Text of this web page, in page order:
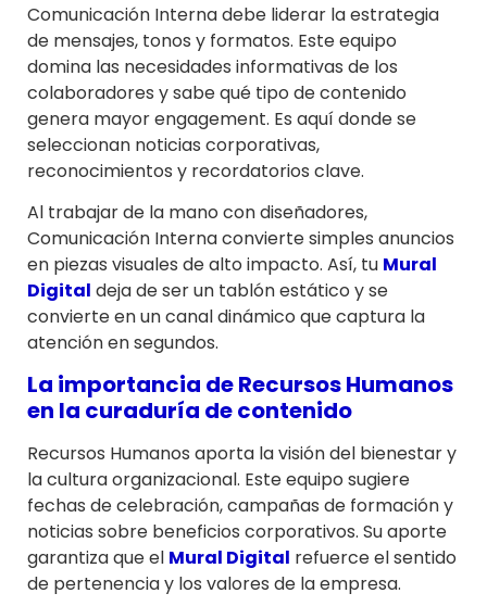
Comunicación Interna debe liderar la estrategia
de mensajes, tonos y formatos. Este equipo
domina las necesidades informativas de los
colaboradores y sabe qué tipo de contenido
genera mayor engagement. Es aquí donde se
seleccionan noticias corporativas,
reconocimientos y recordatorios clave.
Al trabajar de la mano con diseñadores,
Comunicación Interna convierte simples anuncios
en piezas visuales de alto impacto. Así, tu Mural
Digital deja de ser un tablón estático y se
convierte en un canal dinámico que captura la
atención en segundos.
La importancia de Recursos Humanos
en la curaduría de contenido
Recursos Humanos aporta la visión del bienestar y
la cultura organizacional. Este equipo sugiere
fechas de celebración, campañas de formación y
noticias sobre beneficios corporativos. Su aporte
garantiza que el Mural Digital refuerce el sentido
de pertenencia y los valores de la empresa.